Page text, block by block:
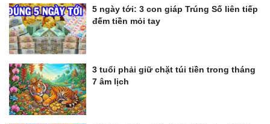
5 ngày tới: 3 con giáp Trúng Số liên tiếp
đếm tiền mỏi tay
3 tuổi phải giữ chặt túi tiền trong tháng
7 âm lịch